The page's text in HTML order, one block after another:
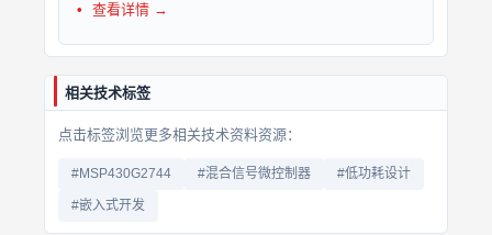
查看详情 →
相关技术标签
点击标签浏览更多相关技术资料资源：
#MSP430G2744 #混合信号微控制器 #低功耗设计
#嵌入式开发